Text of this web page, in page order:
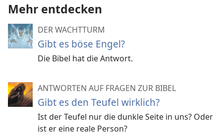
Mehr entdecken
DER WACHTTURM
Gibt es böse Engel?
Die Bibel hat die Antwort.
ANTWORTEN AUF FRAGEN ZUR BIBEL
Gibt es den Teufel wirklich?
Ist der Teufel nur die dunkle Seite in uns? Oder
ist er eine reale Person?